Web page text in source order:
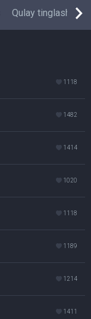
Qulay tinglash
1118
1482
1414
1020
1118
1189
1214
1411